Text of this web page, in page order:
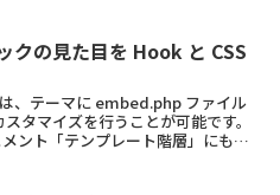
の見た目を Hook と CSS
、テーマに embed.php ファイル
タマイズを行うことが可能です。
ント「テンプレート階層」にも記